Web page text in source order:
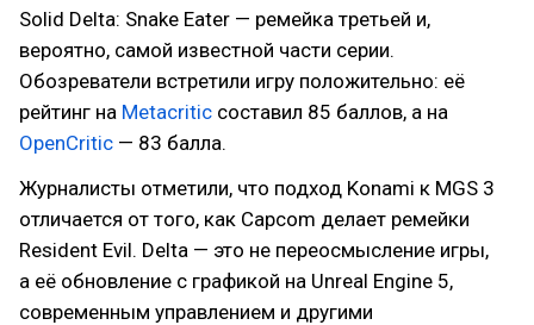
Solid Delta: Snake Eater — ремейка третьей и,
вероятно, самой известной части серии.
Обозреватели встретили игру положительно: её
рейтинг на Metacritic составил 85 баллов, а на
OpenCritic — 83 балла.
Журналисты отметили, что подход Konami к MGS 3
отличается от того, как Capcom делает ремейки
Resident Evil. Delta — это не переосмысление игры,
а её обновление с графикой на Unreal Engine 5,
современным управлением и другими